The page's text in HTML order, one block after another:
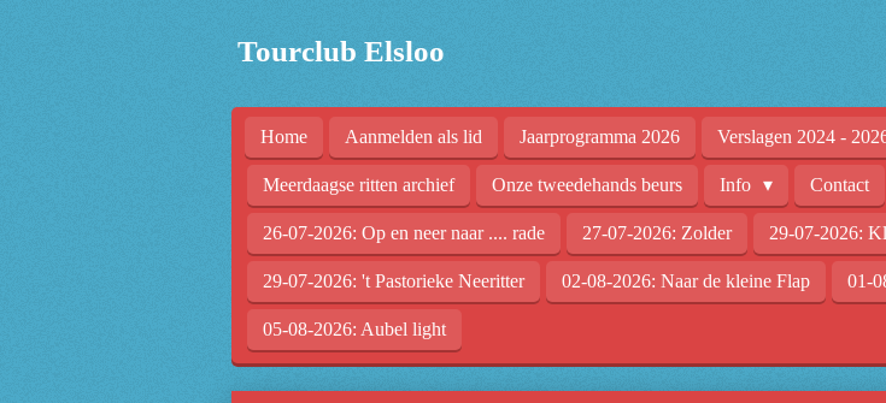
Tourclub Elsloo
Home Aanmelden als lid Jaarprogramma 2026 Verslagen 2024 -
Meerdaagse ritten archief Onze tweedehands beurs Info Contact
26-07-2026: Op en neer naar .... rade 27-07-2026: Zolder 29-07-2026:
29-07-2026: 't Pastorieke Neeritter 02-08-2026: Naar de kleine Flap 01-
05-08-2026: Aubel light